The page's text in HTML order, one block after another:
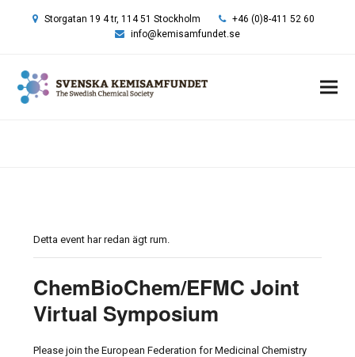
Storgatan 19 4 tr, 114 51 Stockholm
+46 (0)8-411 52 60
info@kemisamfundet.se
Detta event har redan ägt rum.
ChemBioChem/EFMC Joint
Virtual Symposium
Please join the European Federation for Medicinal Chemistry